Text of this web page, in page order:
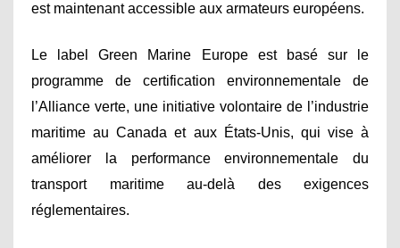
est maintenant accessible aux armateurs européens.
Le label Green Marine Europe est basé sur le
programme de certification environnementale de
l’Alliance verte, une initiative volontaire de l’industrie
maritime au Canada et aux États-Unis, qui vise à
améliorer la performance environnementale du
transport maritime au-delà des exigences
réglementaires.